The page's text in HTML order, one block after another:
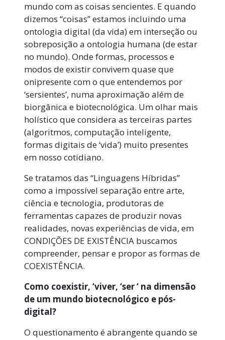
mundo com as coisas sencientes. E quando
dizemos “coisas” estamos incluindo uma
ontologia digital (da vida) em interseção ou
sobreposição a ontologia humana (de estar
no mundo). Onde formas, processos e
modos de existir convivem quase que
onipresente com o que entendemos por
‘sersientes’, numa aproximação além de
biorgânica e biotecnológica. Um olhar mais
holístico que considera as terceiras partes
(algoritmos, computação inteligente,
formas digitais de ‘vida’) muito presentes
em nosso cotidiano.
Se tratamos das “Linguagens Híbridas”
como a impossível separação entre arte,
ciência e tecnologia, produtoras de
ferramentas capazes de produzir novas
realidades, novas experiências de vida, em
CONDIÇÕES DE EXISTÊNCIA buscamos
compreender, pensar e propor as formas de
COEXISTÊNCIA.
Como coexistir, ‘viver, ‘ser ‘ na dimensão
de um mundo biotecnológico e pós-
digital?
O questionamento é abrangente quando se